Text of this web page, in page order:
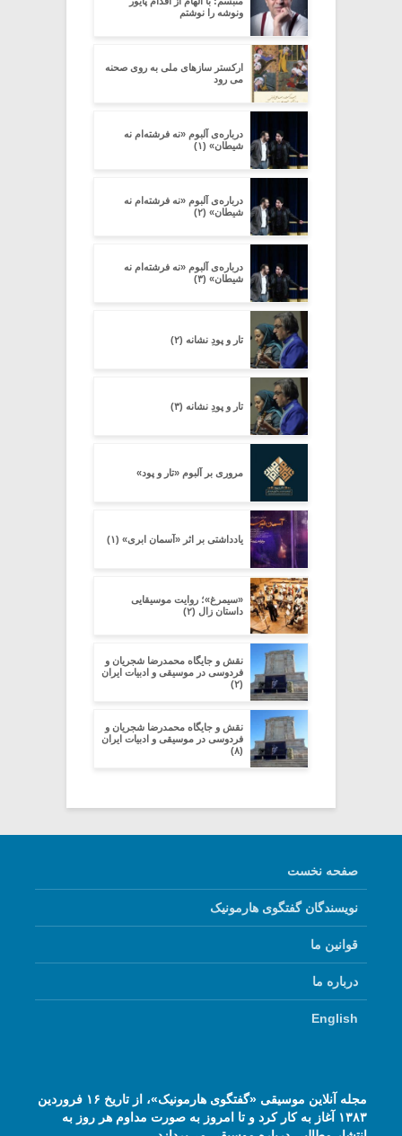
ونوشه را نوشتم
ارکستر سازهای ملی به روی صحنه
می رود
درباره‌ی آلبوم «نه فرشته‌ام نه
شیطان» (۱)
درباره‌ی آلبوم «نه فرشته‌ام نه
شیطان» (۲)
درباره‌ی آلبوم «نه فرشته‌ام نه
شیطان» (۳)
تار و پودِ نشانه (۲)
تار و پودِ نشانه (۳)
مروری بر آلبوم «تار و پود»
یادداشتی بر اثر «آسمان ابری» (۱)
«سیمرغ»؛ روایت موسیقایی
داستان زال (۲)
نقش و جایگاه محمدرضا شجریان و
فردوسی در موسیقی و ادبیات ایران
(۲)
نقش و جایگاه محمدرضا شجریان و
فردوسی در موسیقی و ادبیات ایران
(۸)
صفحه نخست
نویسندگان گفتگوی هارمونیک
قوانین ما
درباره ما
English
مجله آنلاین موسیقی «گفتگوی هارمونیک»، از تاریخ ۱۶ فروردین
۱۳۸۳ آغاز به کار کرد و تا امروز به صورت مداوم هر روز به